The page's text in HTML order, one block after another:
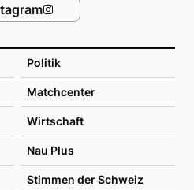
Politik
Matchcenter
Wirtschaft
Nau Plus
Stimmen der Schweiz